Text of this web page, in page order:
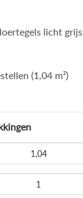
licht grijs
(1,04 m²)